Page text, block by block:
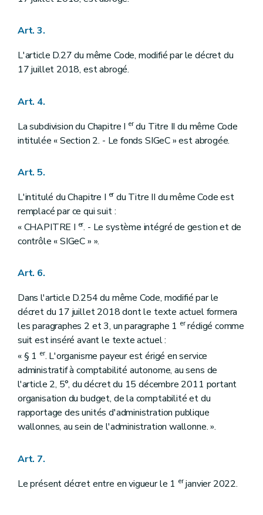
Art. 3.
L'article D.27 du même Code, modifié par le décret du
17 juillet 2018, est abrogé.
Art. 4.
La subdivision du Chapitre I erdu Titre II du même Code
intitulée « Section 2. - Le fonds SIGeC » est abrogée.
Art. 5.
L'intitulé du Chapitre I erdu Titre II du même Code est
remplacé par ce qui suit :
« CHAPITRE I er. - Le système intégré de gestion et de
contrôle « SIGeC » ».
Art. 6.
Dans l'article D.254 du même Code, modifié par le
décret du 17 juillet 2018 dont le texte actuel formera
les paragraphes 2 et 3, un paragraphe 1 errédigé comme
suit est inséré avant le texte actuel :
« § 1 er. L'organisme payeur est érigé en service
administratif à comptabilité autonome, au sens de
l'article 2, 5°, du décret du 15 décembre 2011 portant
organisation du budget, de la comptabilité et du
rapportage des unités d'administration publique
wallonnes, au sein de l'administration wallonne. ».
Art. 7.
Le présent décret entre en vigueur le 1 erjanvier 2022.